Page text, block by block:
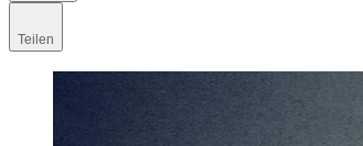
Teilen